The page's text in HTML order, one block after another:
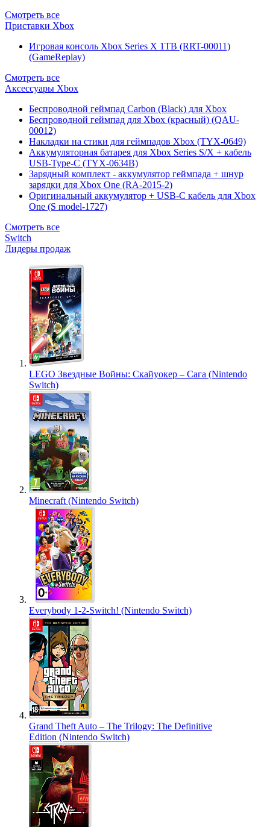
Смотреть все
Приставки Xbox
Игровая консоль Xbox Series X 1TB (RRT-00011)
(GameReplay)
Смотреть все
Аксессуары Xbox
Беспроводной геймпад Carbon (Black) для Xbox
Беспроводной геймпад для Xbox (красный) (QAU-
00012)
Накладки на стики для геймпадов Xbox (TYX-0649)
Аккумуляторная батарея для Xbox Series S/X + кабель
USB-Type-C (TYX-0634B)
Зарядный комплект - аккумулятор геймпада + шнур
зарядки для Xbox One (RA-2015-2)
Оригинальный аккумулятор + USB-C кабель для Xbox
One (S model-1727)
Смотреть все
Switch
Лидеры продаж
LEGO Звездные Войны: Скайуокер – Сага (Nintendo
Switch)
Minecraft (Nintendo Switch)
Everybody 1-2-Switch! (Nintendo Switch)
Grand Theft Auto – The Trilogy: The Definitive
Edition (Nintendo Switch)